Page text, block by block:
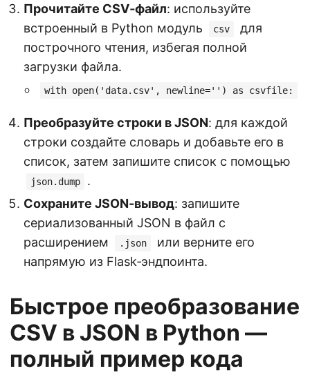
Прочитайте CSV‑файл: используйте
встроенный в Python модуль
csv
для
построчного чтения, избегая полной
загрузки файла.
with open('data.csv', newline='') as csvfile:
Преобразуйте строки в JSON: для каждой
строки создайте словарь и добавьте его в
список, затем запишите список с помощью
json.dump
.
Сохраните JSON‑вывод: запишите
сериализованный JSON в файл с
расширением
.json
или верните его
напрямую из Flask‑эндпоинта.
Быстрое преобразование
CSV в JSON в Python —
полный пример кода